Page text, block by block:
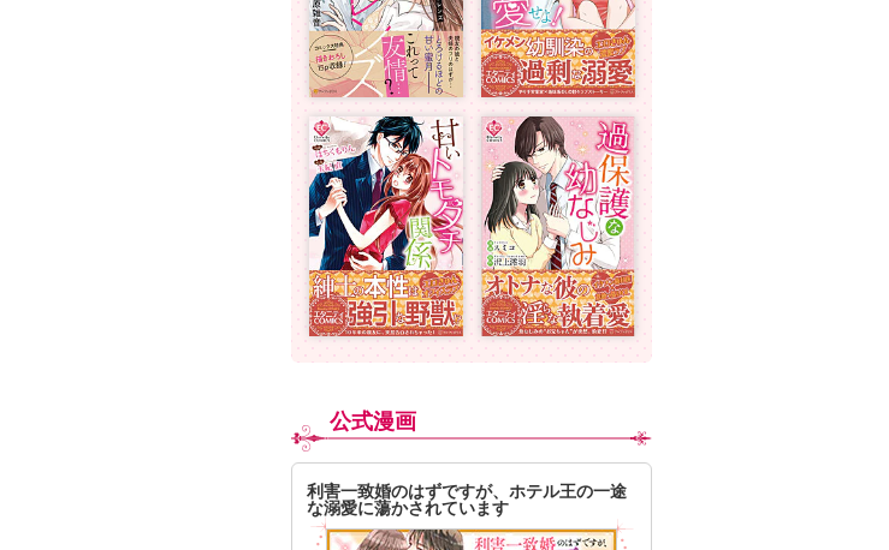
公式漫画
利害一致婚のはずですが、ホテル王の一途
な溺愛に蕩かされています